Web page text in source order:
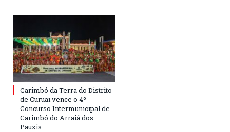
Carimbó da Terra do Distrito
de Curuai vence o 4º
Concurso Intermunicipal de
Carimbó do Arraiá dos
Pauxis